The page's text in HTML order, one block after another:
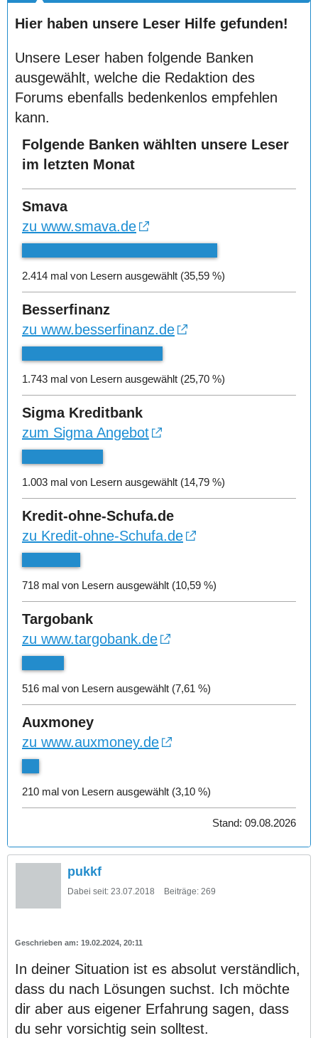
Hier haben unsere Leser Hilfe gefunden!
Unsere Leser haben folgende Banken
ausgewählt, welche die Redaktion des
Forums ebenfalls bedenkenlos empfehlen
kann.
Folgende Banken wählten unsere Leser
im letzten Monat
Smava
zu www.smava.de
2.414 mal von Lesern ausgewählt (35,59 %)
Besserfinanz
zu www.besserfinanz.de
1.743 mal von Lesern ausgewählt (25,70 %)
Sigma Kreditbank
zum Sigma Angebot
1.003 mal von Lesern ausgewählt (14,79 %)
Kredit-ohne-Schufa.de
zu Kredit-ohne-Schufa.de
718 mal von Lesern ausgewählt (10,59 %)
Targobank
zu www.targobank.de
516 mal von Lesern ausgewählt (7,61 %)
Auxmoney
zu www.auxmoney.de
210 mal von Lesern ausgewählt (3,10 %)
Stand: 09.08.2026
pukkf
Dabei seit: 23.07.2018 Beiträge: 269
19.02.2024, 20:11
In deiner Situation ist es absolut verständlich,
dass du nach Lösungen suchst. Ich möchte
dir aber aus eigener Erfahrung sagen, dass
du sehr vorsichtig sein solltest.